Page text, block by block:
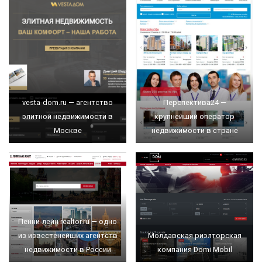
vesta-dom.ru — агентство
элитной недвижимости в
Москве
Перспектива24 —
крупнейший оператор
недвижимости в стране
Пенни-лейн realtor.ru — одно
из известенейших агентств
недвижимости в России
Молдавская риэлторская
компания Domi Mobil